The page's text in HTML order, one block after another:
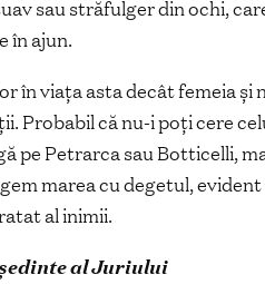
sau străfulger din ochi,
în ajun.
în viața asta decât femeia
Probabil că nu-i poți cere
pe Petrarca sau Botticelli,
marea cu degetul,
al inimii.
al Juriului